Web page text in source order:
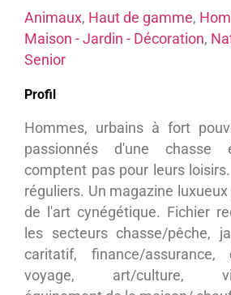
Animaux, Haut de gamme,
Maison - Jardin - Décoration,
Senior
Profil
Hommes, urbains à fort
passionnés d'une
comptent pas pour leurs
réguliers. Un magazine
de l'art cynégétique. Fichier
les secteurs chasse/pêche,
caritatif, finance/assurance,
voyage, art/culture,